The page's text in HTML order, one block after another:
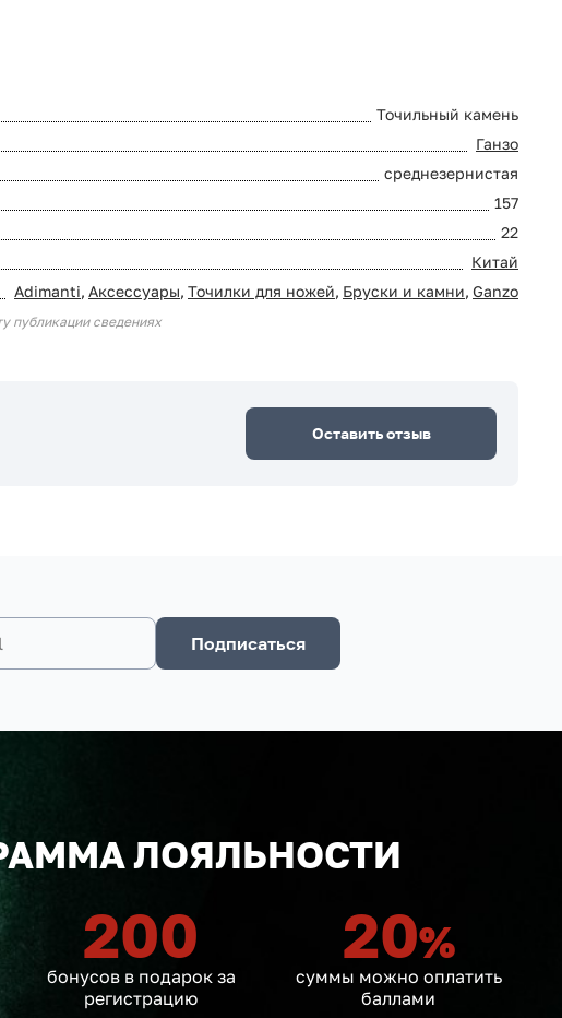
Точильный камень
Ганзо
среднезернистая
157
22
Китай
Adimanti, Аксессуары, Точилки для ножей, Бруски и камни, Ganzo
публикации сведениях
Оставить отзыв
Подписаться
ЛОЯЛЬНОСТИ
200
бонусов в подарок за
регистрацию
20%
суммы можно оплатить
баллами